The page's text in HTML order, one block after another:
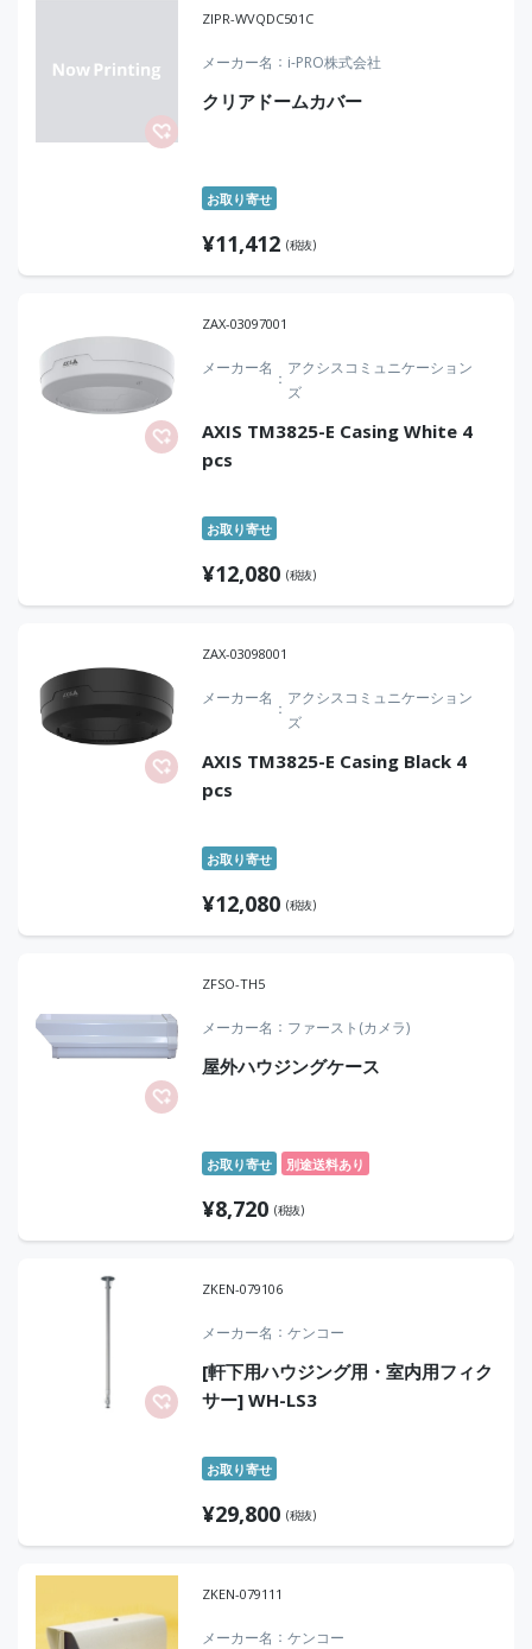
ZIPR-WVQDC501C
メーカー名 i-PRO株式会社
クリアドームカバー
お取り寄せ
¥11,412 (税抜)
ZAX-03097001
メーカー名
アクシスコミュニケーション
ズ
AXIS TM3825-E Casing White 4
pcs
お取り寄せ
¥12,080 (税抜)
ZAX-03098001
メーカー名
アクシスコミュニケーション
ズ
AXIS TM3825-E Casing Black 4
pcs
お取り寄せ
¥12,080 (税抜)
ZFSO-TH5
メーカー名 ファースト(カメラ)
屋外ハウジングケース
お取り寄せ 別途送料あり
¥8,720 (税抜)
ZKEN-079106
メーカー名 ケンコー
[軒下用ハウジング用・室内用フィク
サー] WH-LS3
お取り寄せ
¥29,800 (税抜)
ZKEN-079111
メーカー名 ケンコー